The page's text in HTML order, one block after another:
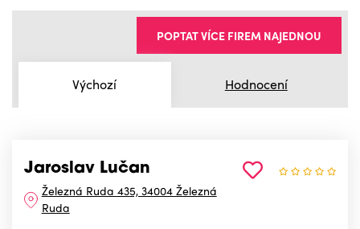
Výchozí Hodnocení
POPTAT VÍCE FIREM NAJEDNOU
Jaroslav Lučan
Železná Ruda 435, 34004 Železná
Ruda